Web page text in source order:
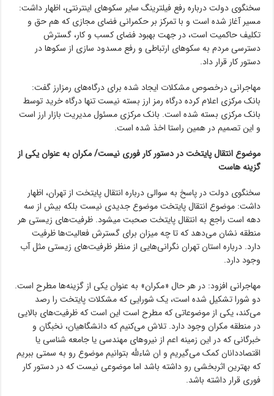
سخنگوی دولت درباره رفع فیلترینگ سایر سکوهای اینترنتی، اظهار داشت:
مسیر آغاز شده است و با تمرکز بر حکمرانی فضای مجازی که هم حق و
تکلیف حاکمیت است، در جهت بهبود فضای کسب و کار، گسترش
دسترسی مردم به سکوهای ارتباطی و رفع مسدود سازی از سکوها در
دستور کار قرار داد.
مهاجرانی درخصوص مشکلات ایجاد شده برای درگاه‌های رمزارز گفت:
بانک مرکزی اعلام کرده درگاه رمز ارز بسته نیست تنها درگاه خرید توسط
بانک مرکزی بسته شده است. بانک مرکزی مسئول مدیریت بازار ارز است
و این تصمیم در همین راستا اخذ شده است.
موضوع انتقال پایتخت در دستور کار فوری نیست/ مکران به عنوان یکی از
گزینه هاست
سخنگوی دولت در پاسخ به سوالی درباره انتقال پایتخت از تهران، اظهار
داشت: موضوع انتقال پایتخت موضوع جدیدی نیست بلکه بیش از سه
دهه است راجع به انتقال پایتخت صحبت میشود. ظرفیت‌های زیستی هر
منطقه نشان می‌دهد که تا چه میزان برای گسترش فعالیت‌ها ظرفیت
دارد. درباره استان تهران نگرانی‌هایی از منظر ظرفیت‌های زیستی مثل آب
وجود دارد.
مهاجرانی افزود: در هر حال «مکران» به عنوان یکی از گزینه‌ها مطرح است.
دو شورا تشکیل شده است، یک شورایی که مشکلات پایتخت را رصد
می‌کند، یکی از موضوعاتی که مطرح است این است که ظرفیت‌های بالایی
در منطقه مکران وجود دارد. تلاش می‌کنیم که دانشگاهیان، نخبگان و
خبرگانی که در این زمینه اعم از نیروهای مهندسی یا جامعه شناسی یا
اقتصاددانان کمک می‌گیریم و ان شاءلله بتوانیم موضوع رو به سمتی ببریم
که بهترین اثربخشی رو داشته باشد اما موضوعی نیست که در دستور کار
فوری قرار داشته باشد.